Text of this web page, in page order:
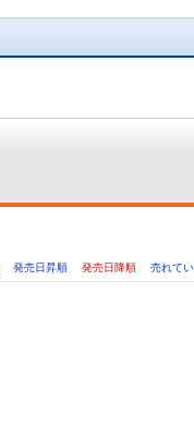
発売日昇順 発売日降順 売れて